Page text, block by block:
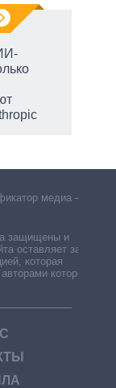
медиа –
защищены и
оставляет за
которая
которой